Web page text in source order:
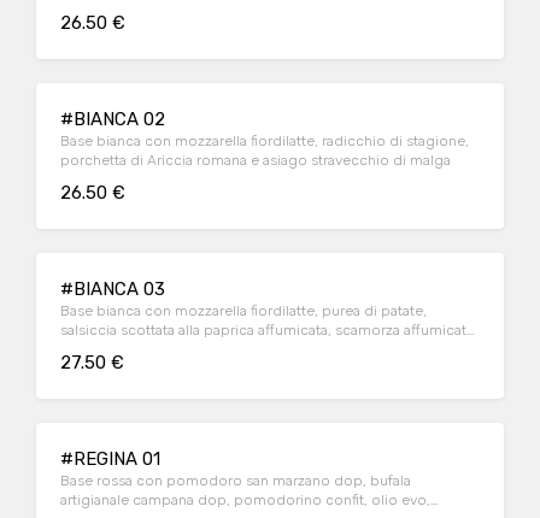
26.50 €
#BIANCA 02
Base bianca con mozzarella fiordilatte, radicchio di stagione,
porchetta di Ariccia romana e asiago stravecchio di malga
26.50 €
#BIANCA 03
Base bianca con mozzarella fiordilatte, purea di patate,
salsiccia scottata alla paprica affumicata, scamorza affumicata
27.50 €
#REGINA 01
Base rossa con pomodoro san marzano dop, bufala
artigianale campana dop, pomodorino confit, olio evo,